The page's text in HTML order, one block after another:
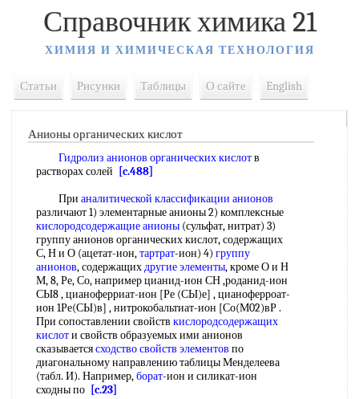
Справочник химика 21
ХИМИЯ И ХИМИЧЕСКАЯ ТЕХНОЛОГИЯ
Статьи Рисунки Таблицы О сайте English
Анионы органических кислот
Гидролиз анионов органических кислотв
растворах солей
[c.488]
При аналитической классификации анионов
различают 1) элементарные анионы 2) комплексные
кислородсодержащие анионы (сульфат, нитрат) 3)
группу анионов органических кислот, содержащих
С, Н и О (ацетат-ион,тартрат-ион) 4) группу
анионов, содержащихдругие элементы, кроме О и Н
М, 8, Ре, Со, например цианид-ион СН ,роданид-ион
СЫ8 , цианоферриат-ион [Ре (СЫ)е] , цианоферроат-
ион 1Ре(СЫ)в] , нитрокобальтиат-ион [Со(М02)вР .
При сопоставлении свойств кислородсодержащих
кислоти свойств образуемых ими анионов
сказываетсясходство свойств элементов по
диагональному направлению таблицы Менделеева
(табл. И). Например,борат-ион и силикат-ион
сходны по [c.23]